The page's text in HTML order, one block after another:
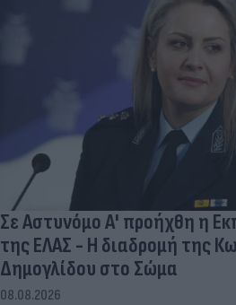
Σε Αστυνόμο Α' προήχθη η
της ΕΛΑΣ - Η διαδρομή της
Δημογλίδου στο Σώμα
08.08.2026